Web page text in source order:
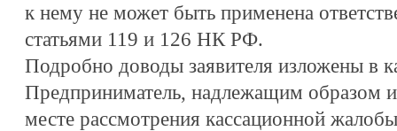
к нему не может быть применена
статьями 119 и 126 НК РФ.
Подробно доводы заявителя изложены в
Предприниматель, надлежащим образом
месте рассмотрения кассационной